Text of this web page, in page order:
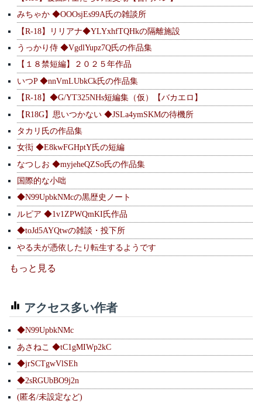
みちゃか ◆OOOsjEs99A氏の雑談所
【R-18】リリアナ◆YLYxhfTQHkの隔離施設
うっかり侍 ◆VgdlYupz7Q氏の作品集
【１８禁短編】２０２５年作品
いつP ◆nnVmLUbkCk氏の作品集
【R-18】◆G/YT325NHs短編集（仮）【バカエロ】
【R18G】思いつかない ◆JSLa4ymSKMの待機所
タカリ氏の作品集
女衒 ◆E8kwFGHptY氏の短編
なつしお ◆myjeheQZSo氏の作品集
国際的な小咄
◆N99UpbkNMcの黒歴史ノート
ルピア ◆1v1ZPWQmKI氏作品
◆toJd5AYQtwの雑談・投下所
やる夫が憑依したり転生するようです
もっと見る
アクセス多い作者
◆N99UpbkNMc
あさねこ ◆tC1gMIWp2kC
◆jrSCTgwVlSEh
◆2sRGUbBO9j2n
(匿名/未設定など)